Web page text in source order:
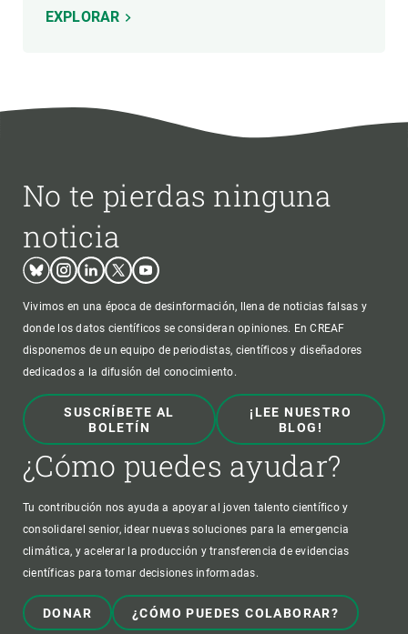
EXPLORAR
No te pierdas ninguna
noticia
BlueskyInstagram
LinkedinTwitterYoutube
Vivimos en una época de desinformación, llena de noticias falsas y
donde los datos científicos se consideran opiniones. En CREAF
disponemos de un equipo de periodistas, científicos y diseñadores
dedicados a la difusión del conocimiento.
SUSCRÍBETE AL
BOLETÍN
¡LEE NUESTRO
BLOG!
¿Cómo puedes ayudar?
Tu contribución nos ayuda a apoyar al joven talento científico y
consolidarel senior, idear nuevas soluciones para la emergencia
climática, y acelerar la producción y transferencia de evidencias
científicas para tomar decisiones informadas.
DONAR ¿CÓMO PUEDES COLABORAR?